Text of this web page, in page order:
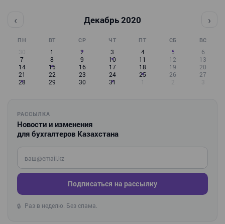
‹ Декабрь 2020 ›
ПН ВТ СР ЧТ ПТ СБ ВС
30 1 2 3 4 5
6
7
8 9 10 11 12
13
14
15 16 17 18 19
20
21
22 23 24 25 26
27
28
29 30 31 1 2 3
РАССЫЛКА
Новости и изменения
для бухгалтеров Казахстана
Введите ваш e-mail
Подписаться на рассылку
🔒 Раз в неделю. Без спама.